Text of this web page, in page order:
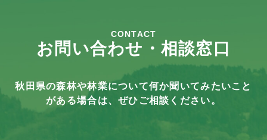
CONTACT
お問い合わせ・相談窓口
秋田県の森林や林業について何か聞いてみたいこと
がある場合は、ぜひご相談ください。